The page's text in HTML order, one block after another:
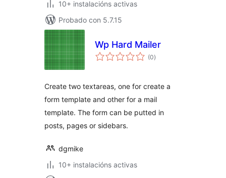
10+ instalacións activas
Probado con 5.7.15
Wp Hard Mailer
(0valoracións
totais
)
Create two textareas, one for create a
form template and other for a mail
template. The form can be putted in
posts, pages or sidebars.
dgmike
10+ instalacións activas